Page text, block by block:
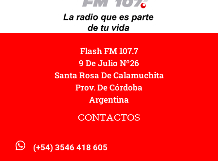
Flash FM 107.7
9 De Julio Nº26
Santa Rosa De Calamuchita
Prov. De Córdoba
Argentina
CONTACTOS
(+54) 3546 418 605